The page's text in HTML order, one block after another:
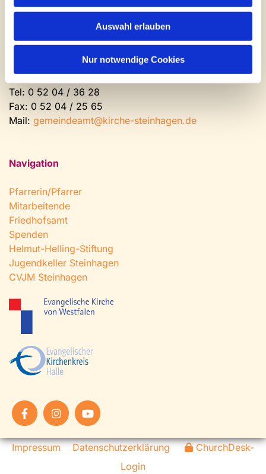
Auswahl erlauben
Nur notwendige Cookies
Gemeinde- und Friedhofsamt
Dienstag bis Freitag: 9 - 12 Uhr
Nachmittags nach Vereinbarung
Tel: 0 52 04 / 36 28
Fax: 0 52 04 / 25 65
Mail: gemeindeamt@kirche-steinhagen.de
Navigation
Pfarrerin/Pfarrer
Mitarbeitende
Friedhofsamt
Spenden
Helmut-Helling-Stiftung
Jugendkeller Steinhagen
CVJM Steinhagen
Impressum Datenschutzerklärung
ChurchDesk-
Login